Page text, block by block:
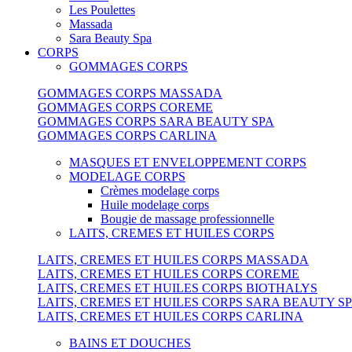
Les Poulettes
Massada
Sara Beauty Spa
CORPS
GOMMAGES CORPS
GOMMAGES CORPS MASSADA
GOMMAGES CORPS COREME
GOMMAGES CORPS SARA BEAUTY SPA
GOMMAGES CORPS CARLINA
MASQUES ET ENVELOPPEMENT CORPS
MODELAGE CORPS
Crèmes modelage corps
Huile modelage corps
Bougie de massage professionnelle
LAITS, CREMES ET HUILES CORPS
LAITS, CREMES ET HUILES CORPS MASSADA
LAITS, CREMES ET HUILES CORPS COREME
LAITS, CREMES ET HUILES CORPS BIOTHALYS
LAITS, CREMES ET HUILES CORPS SARA BEAUTY
LAITS, CREMES ET HUILES CORPS CARLINA
BAINS ET DOUCHES